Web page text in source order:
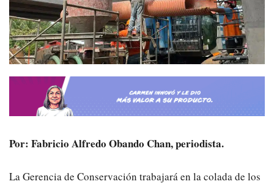
Por: Fabricio Alfredo Obando Chan, periodista.
La Gerencia de Conservación trabajará en la colada de los